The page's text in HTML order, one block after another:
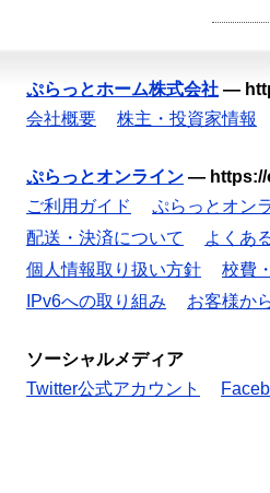
ぷらっとホーム株式会社 —
会社概要
株主・投資家情報
ぷらっとオンライン —
ご利用ガイド
ぷらっとオン
配送・決済について
よくあ
個人情報取り扱い方針
校費
IPv6への取り組み
お客様か
ソーシャルメディア
Twitter公式アカウント